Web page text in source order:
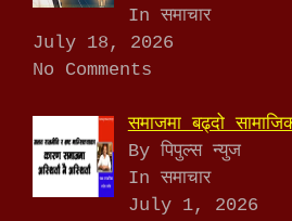
In समाचार
July 18, 2026
No Comments
समाजमा बढ्दो
By पिपुल्स न्युज
In समाचार
July 1, 2026